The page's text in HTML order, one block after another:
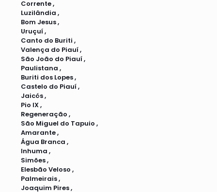
Corrente ,
Luzilândia ,
Bom Jesus ,
Uruçuí ,
Canto do Buriti ,
Valença do Piauí ,
São João do Piauí ,
Paulistana ,
Buriti dos Lopes ,
Castelo do Piauí ,
Jaicós ,
Pio IX ,
Regeneração ,
São Miguel do Tapuio ,
Amarante ,
Água Branca ,
Inhuma ,
Simões ,
Elesbão Veloso ,
Palmeirais ,
Joaquim Pires ,